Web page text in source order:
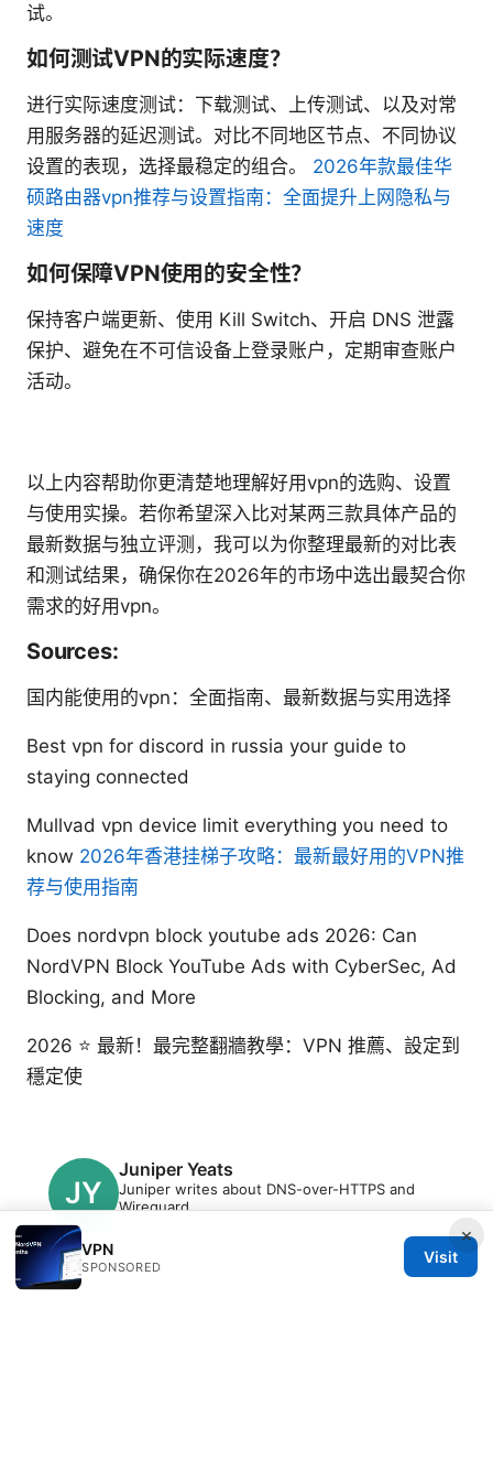
试。
如何测试VPN的实际速度？
进行实际速度测试：下载测试、上传测试、以及对常
用服务器的延迟测试。对比不同地区节点、不同协议
设置的表现，选择最稳定的组合。 2026年款最佳华
硕路由器vpn推荐与设置指南：全面提升上网隐私与
速度
如何保障VPN使用的安全性？
保持客户端更新、使用 Kill Switch、开启 DNS 泄露
保护、避免在不可信设备上登录账户，定期审查账户
活动。
以上内容帮助你更清楚地理解好用vpn的选购、设置
与使用实操。若你希望深入比对某两三款具体产品的
最新数据与独立评测，我可以为你整理最新的对比表
和测试结果，确保你在2026年的市场中选出最契合你
需求的好用vpn。
Sources:
国内能使用的vpn：全面指南、最新数据与实用选择
Best vpn for discord in russia your guide to
staying connected
Mullvad vpn device limit everything you need to
know 2026年香港挂梯子攻略：最新最好用的VPN推
荐与使用指南
Does nordvpn block youtube ads 2026: Can
NordVPN Block YouTube Ads with CyberSec, Ad
Blocking, and More
2026 ⭐ 最新！最完整翻牆教學：VPN 推薦、設定到
穩定使
Juniper Yeats
Juniper writes about DNS-over-HTTPS and
Wireguard.
×
VPN
SPONSORED
Visit